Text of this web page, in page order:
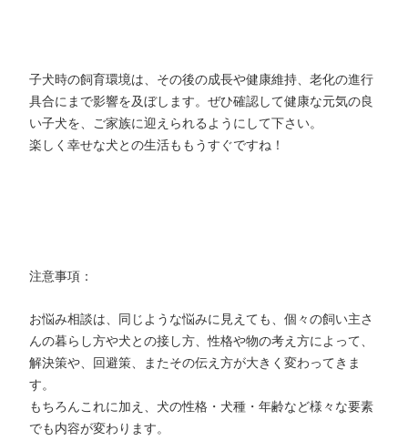
子犬時の飼育環境は、その後の成長や健康維持、老化の進行
具合にまで影響を及ぼします。ぜひ確認して健康な元気の良
い子犬を、ご家族に迎えられるようにして下さい。
楽しく幸せな犬との生活ももうすぐですね！
注意事項：
お悩み相談は、同じような悩みに見えても、個々の飼い主さ
んの暮らし方や犬との接し方、性格や物の考え方によって、
解決策や、回避策、またその伝え方が大きく変わってきま
す。
もちろんこれに加え、犬の性格・犬種・年齢など様々な要素
でも内容が変わります。